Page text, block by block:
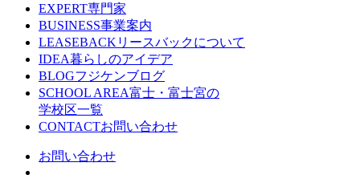
EXPERT専門家
BUSINESS事業案内
LEASEBACK リースバックについて
IDEA暮らしのアイデア
BLOGフジケンブログ
SCHOOL AREA富士・富士宮の
学校区一覧
CONTACTお問い合わせ
お問い合わせ